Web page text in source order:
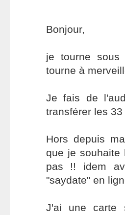
Bonjour,
je tourne
tourne à
Je fais de
transférer les
Hors depuis
que je souhaite
pas !! idem
"saydate" en
J'ai une carte